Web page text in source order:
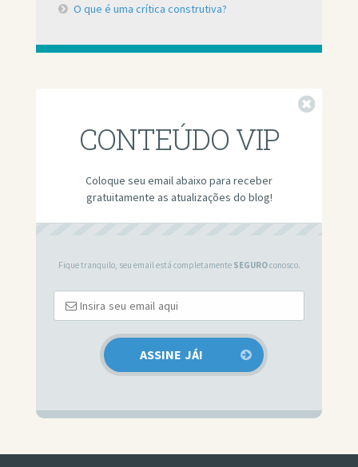
O que é uma crítica construtiva?
CONTEÚDO VIP
Coloque seu email abaixo para receber
gratuitamente as atualizações do blog!
Fique tranquilo, seu email está completamente SEGUROconosco.